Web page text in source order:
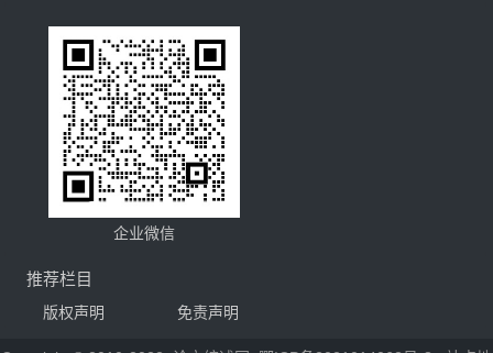
企业微信
推荐栏目
版权声明 免责声明